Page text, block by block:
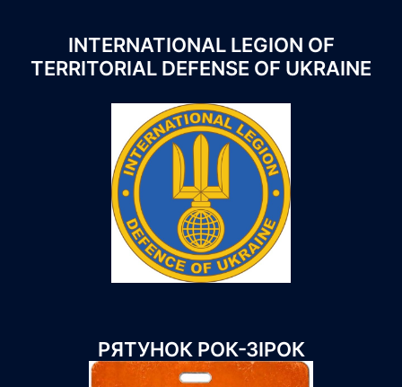
INTERNATIONAL LEGION OF
TERRITORIAL DEFENSE OF UKRAINE
РЯТУНОК РОК-ЗІРОК